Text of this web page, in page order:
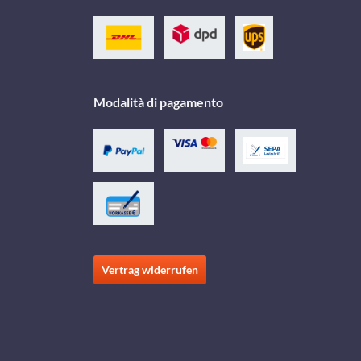
Modalità di pagamento
Vertrag widerrufen